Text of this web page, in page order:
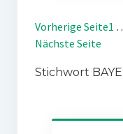
Vorherige Seite1
Nächste Seite
Stichwort